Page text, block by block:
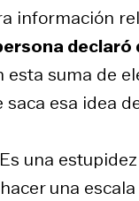
información
declaró
esta suma de
esa idea
una
una